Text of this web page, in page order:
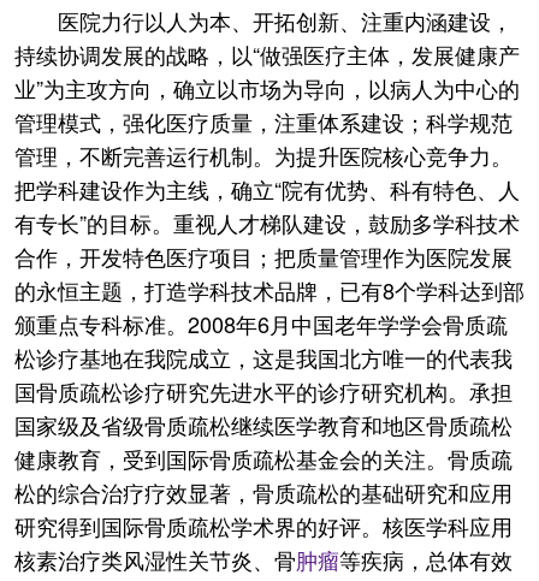
医院力行以人为本、开拓创新、注重内涵建设，
持续协调发展的战略，以“做强医疗主体，发展健康产
业”为主攻方向，确立以市场为导向，以病人为中心的
管理模式，强化医疗质量，注重体系建设；科学规范
管理，不断完善运行机制。为提升医院核心竞争力。
把学科建设作为主线，确立“院有优势、科有特色、人
有专长”的目标。重视人才梯队建设，鼓励多学科技术
合作，开发特色医疗项目；把质量管理作为医院发展
的永恒主题，打造学科技术品牌，已有8个学科达到部
颁重点专科标准。2008年6月中国老年学学会骨质疏
松诊疗基地在我院成立，这是我国北方唯一的代表我
国骨质疏松诊疗研究先进水平的诊疗研究机构。承担
国家级及省级骨质疏松继续医学教育和地区骨质疏松
健康教育，受到国际骨质疏松基金会的关注。骨质疏
松的综合治疗疗效显著，骨质疏松的基础研究和应用
研究得到国际骨质疏松学术界的好评。核医学科应用
核素治疗类风湿性关节炎、骨肿瘤等疾病，总体有效